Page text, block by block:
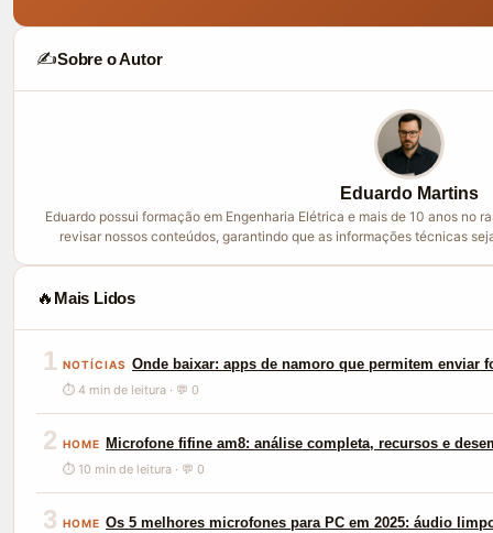
✍️Sobre o Autor
Eduardo Martins
Eduardo possui formação em Engenharia Elétrica e mais de 10 anos no
revisar nossos conteúdos, garantindo que as informações técnicas
🔥 Mais Lidos
1 NOTÍCIAS Onde baixar: apps de namoro que permitem enviar
⏱ 4 min de leitura · 💬 0
2 HOME Microfone fifine am8: análise completa, recursos e
⏱ 10 min de leitura · 💬 0
3 HOME Os 5 melhores microfones para PC em 2025: áudio